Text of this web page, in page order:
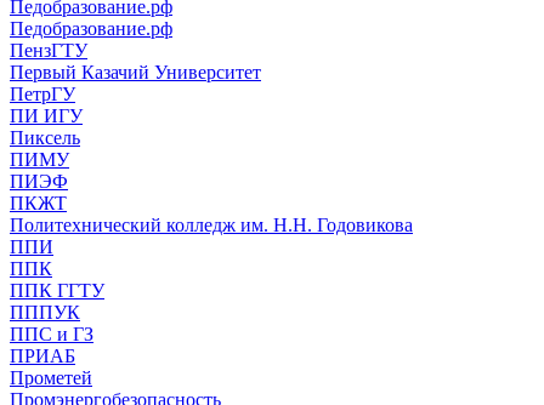
Педобразование.рф
Педобразование.рф
ПензГТУ
Первый Казачий Университет
ПетрГУ
ПИ ИГУ
Пиксель
ПИМУ
ПИЭФ
ПКЖТ
Политехнический колледж им. Н.Н. Годовикова
ППИ
ППК
ППК ГГТУ
ПППУК
ППС и ГЗ
ПРИАБ
Прометей
Промэнергобезопасность